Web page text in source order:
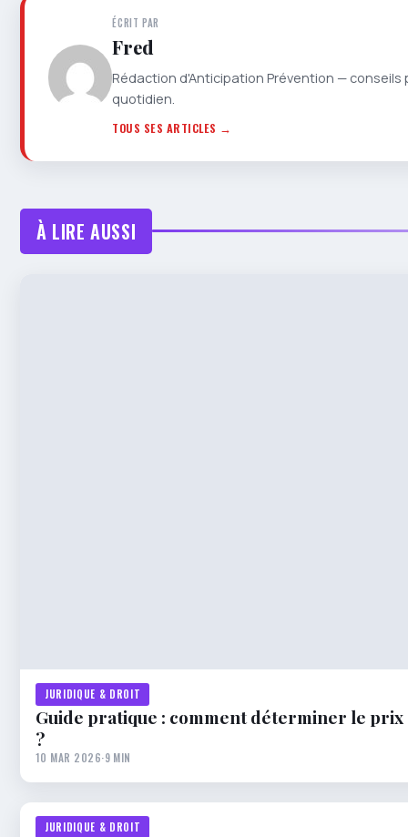
ÉCRIT PAR
Fred
Rédaction d'Anticipation Prévention —
quotidien.
TOUS SES ARTICLES →
À LIRE AUSSI
JURIDIQUE & DROIT
Guide pratique : comment déterminer le prix
?
10 MAR 2026·9 MIN
JURIDIQUE & DROIT